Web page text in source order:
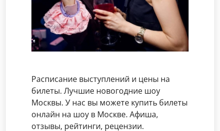
Расписание выступлений и цены на
билеты. Лучшие новогодние шоу
Москвы. У нас вы можете купить билеты
онлайн на шоу в Москве. Афиша,
отзывы, рейтинги, рецензии.